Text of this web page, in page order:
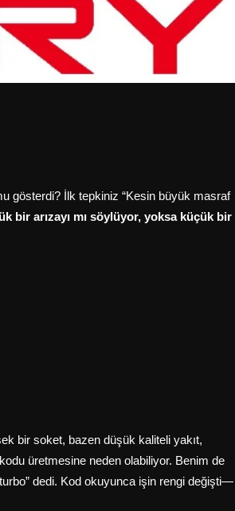
gösterdi? İlk tepkiniz “Kesin büyük masraf
bir arızayı mı söylüyor, yoksa küçük bir
bir soket, bazen düşük kaliteli yakıt,
üretmesine neden olabiliyor. Benim de
dedi. Kod okuyunca işin rengi değişti—